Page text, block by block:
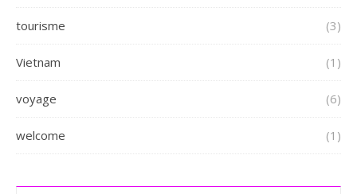
tourisme (3)
Vietnam (1)
voyage (6)
welcome (1)